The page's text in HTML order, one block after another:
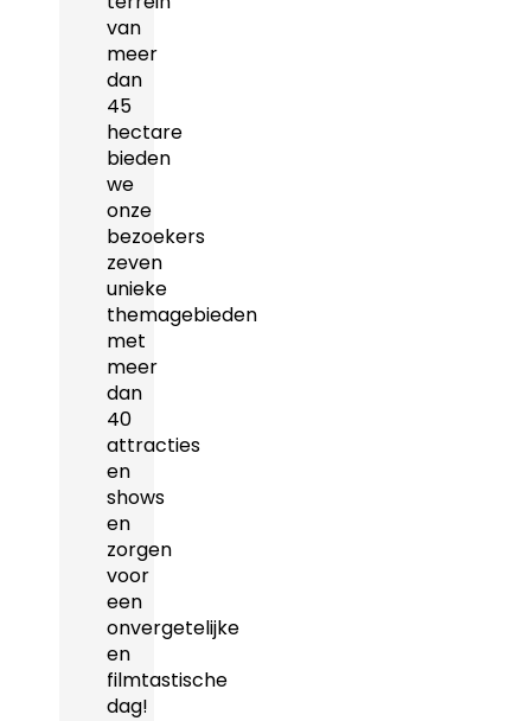
van
meer
dan
45
hectare
bieden
we
onze
bezoekers
zeven
unieke
themagebieden
met
meer
dan
40
attracties
en
shows
en
zorgen
voor
een
onvergetelijke
en
filmtastische
dag!